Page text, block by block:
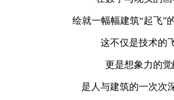
绘就一幅幅建筑“起飞”
这不仅是技术的
更是想象力的觉
是人与建筑的一次次